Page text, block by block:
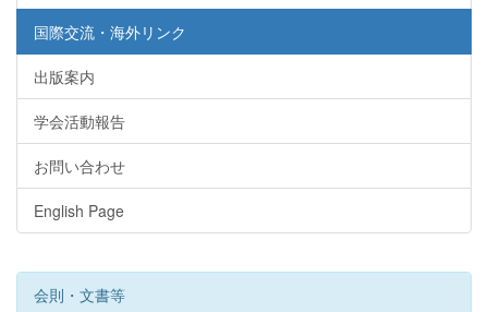
国際交流・海外リンク
出版案内
学会活動報告
お問い合わせ
English Page
会則・文書等